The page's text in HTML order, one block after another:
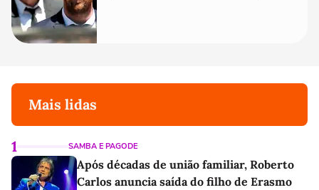
Mais lidas
1 SAMBA E PAGODE
Após décadas de união familiar, Roberto
Carlos anuncia saída do filho de Erasmo